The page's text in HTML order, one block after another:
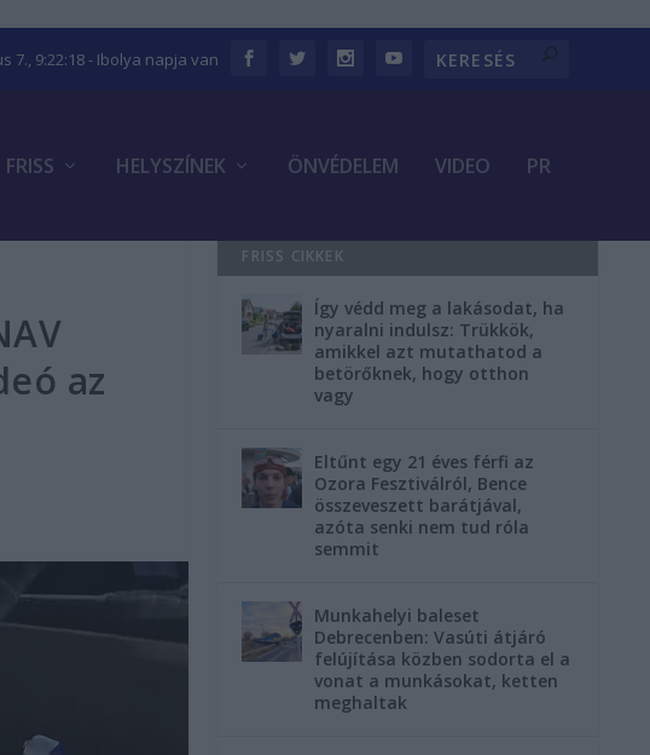
7., 9:22:19- Ibolya napja van
FRISS HELYSZÍNEK ÖNVÉDELEM VIDEO PR
az
FRISS CIKKEK
Így védd meg a lakásodat, ha
nyaralni indulsz: Trükkök,
amikkel azt mutathatod a
betörőknek, hogy otthon
vagy
Eltűnt egy 21 éves férfi az
Ozora Fesztiválról, Bence
összeveszett barátjával,
azóta senki nem tud róla
semmit
Munkahelyi baleset
Debrecenben: Vasúti átjáró
felújítása közben sodorta el a
vonat a munkásokat, ketten
meghaltak